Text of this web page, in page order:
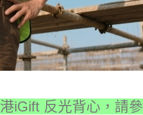
iGift 反光背心 ，請